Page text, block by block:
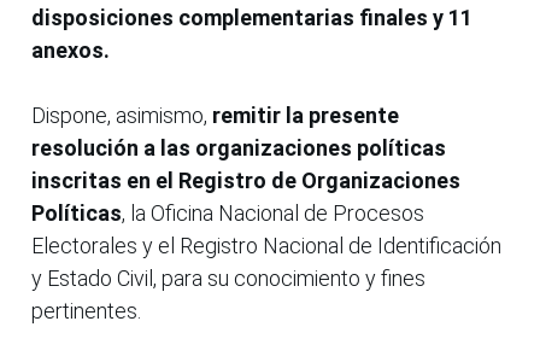
disposiciones complementarias finales y 11
anexos.
Dispone, asimismo, remitir la presente
resolución a las organizaciones políticas
inscritas en el Registro de Organizaciones
Políticas, la Oficina Nacional de Procesos
Electorales y el Registro Nacional de Identificación
y Estado Civil, para su conocimiento y fines
pertinentes.